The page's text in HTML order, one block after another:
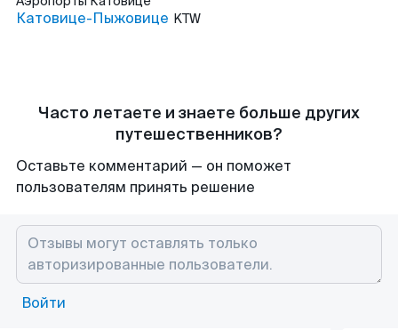
Катовице-Пыжовице KTW
Часто летаете и знаете больше других
путешественников?
Оставьте комментарий — он поможет
пользователям принять решение
Войти